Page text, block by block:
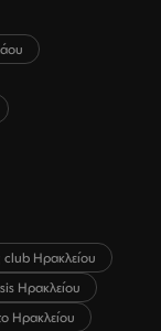
Ηρακλείου
Ηρακλείου
Ηρακλείου